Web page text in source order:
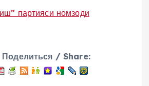
партияси номзоди
Поделиться / Share: